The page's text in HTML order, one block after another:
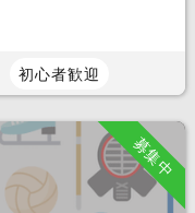
初心者歓迎
募集中